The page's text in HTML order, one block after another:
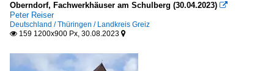
Oberndorf, Fachwerkhäuser am Schulberg (30.04.2023) 
Peter Reiser
Deutschland / Thüringen / Landkreis Greiz
 159 1200x900 Px, 30.08.2023 